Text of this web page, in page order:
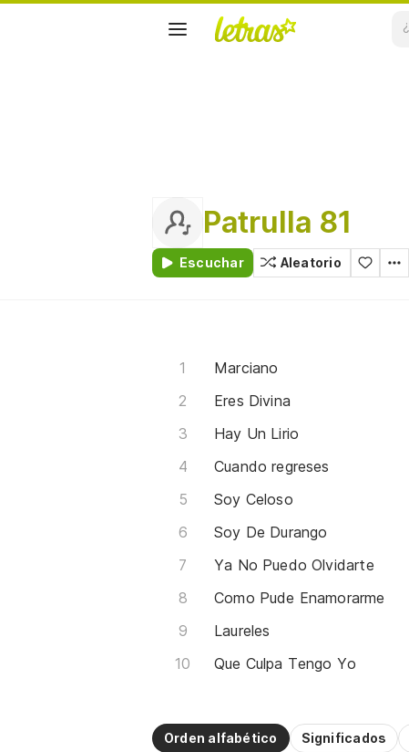
Patrulla 81
Escuchar Aleatorio
Marciano
Eres Divina
Hay Un Lirio
Cuando regreses
Soy Celoso
Soy De Durango
Ya No Puedo Olvidarte
Como Pude Enamorarme
Laureles
Que Culpa Tengo Yo
Orden alfabético Significados